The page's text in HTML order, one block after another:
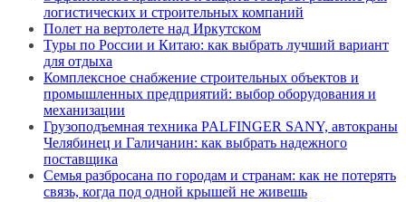
логистических и строительных компаний
Полет на вертолете над Иркутском
Туры по России и Китаю: как выбрать лучший вариант
для отдыха
Комплексное снабжение строительных объектов и
промышленных предприятий: выбор оборудования и
механизации
Грузоподъемная техника PALFINGER SANY, автокраны
Челябинец и Галичанин: как выбрать надежного
поставщика
Семья разбросана по городам и странам: как не потерять
связь, когда под одной крышей не живешь